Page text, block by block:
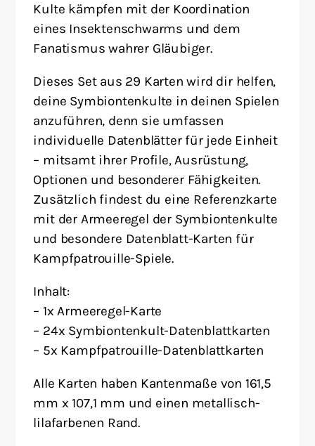
Kulte kämpfen mit der Koordination
eines Insektenschwarms und dem
Fanatismus wahrer Gläubiger.
Dieses Set aus 29 Karten wird dir helfen,
deine Symbiontenkulte in deinen Spielen
anzuführen, denn sie umfassen
individuelle Datenblätter für jede Einheit
– mitsamt ihrer Profile, Ausrüstung,
Optionen und besonderer Fähigkeiten.
Zusätzlich findest du eine Referenzkarte
mit der Armeeregel der Symbiontenkulte
und besondere Datenblatt-Karten für
Kampfpatrouille-Spiele.
Inhalt:
– 1x Armeeregel-Karte
– 24x Symbiontenkult-Datenblattkarten
– 5x Kampfpatrouille-Datenblattkarten
Alle Karten haben Kantenmaße von 161,5
mm x 107,1 mm und einen metallisch-
lilafarbenen Rand.